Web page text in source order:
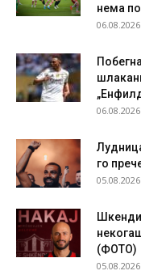
нема
го
(ФОТО)